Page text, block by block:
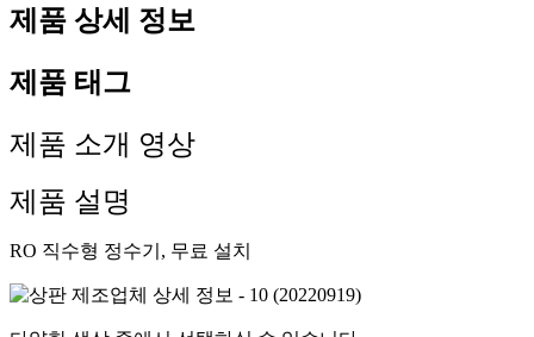
제품 상세 정보
제품 태그
제품 소개 영상
제품 설명
RO 직수형 정수기, 무료 설치